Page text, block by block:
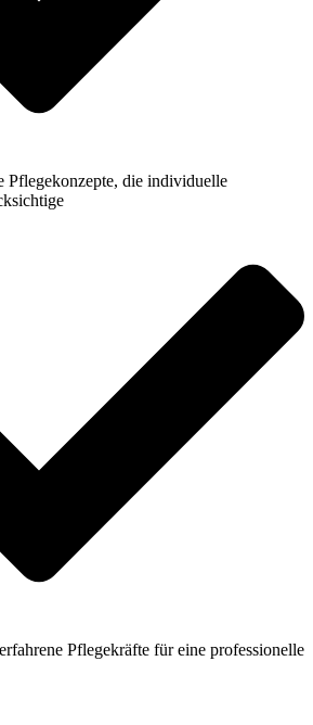
Pflegekonzepte, die individuelle
Pflegekräfte für eine professionelle